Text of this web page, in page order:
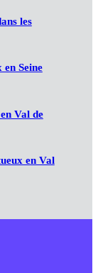
les
en Seine
Val de
en Val